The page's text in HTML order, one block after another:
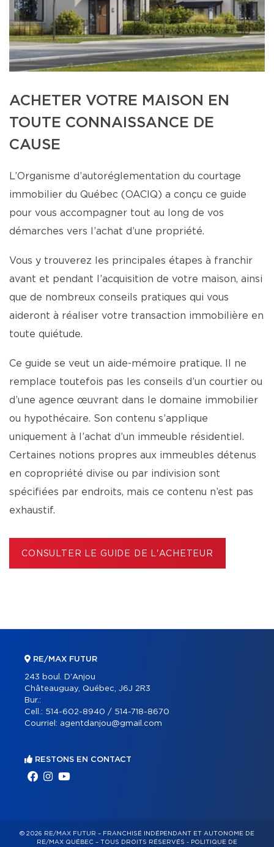
ACHETER VOTRE MAISON EN
TOUTE CONNAISSANCE DE
CAUSE
L’Organisme d’autoréglementation du courtage
immobilier du Québec (OACIQ) a conçu ce guide
pour vous accompagner tout au long de vos
démarches vers l’achat d’une propriété.
Vous y trouverez les principales étapes à franchir
avant et pendant l’acquisition de votre maison, ainsi
que de nombreux conseils pratiques qui vous
aideront à réaliser votre transaction immobilière en
toute quiétude.
Ce guide se veut un aide-mémoire pratique. Il ne
remplace toutefois pas les conseils d’un courtier ou
d’une agence œuvrant dans le domaine immobilier
ou hypothécaire. Son contenu s’applique
uniquement à l’achat d’un immeuble résidentiel.
Certaines notions propres aux immeubles détenus
en copropriété divise ou par indivision sont
spécifiées par endroits, mais ce contenu n’est pas
exhaustif.
CONSULTER LE GUIDE DE L'ACHETEUR
RE/MAX FUTUR
243 boul. D'Anjou
Châteauguay, Québec, J6J 2R3
Bur.:
Cell.: 514-602-8940 / 514-718-8670
Courriel: agentdanjou@gmail.com
RESTONS EN CONTACT
© 2026 RE/MAX FUTUR – FRANCHISÉ INDÉPENDANT ET AUTONOME DE
RE/MAX QUÉBEC – TOUS DROITS RÉSERVÉS - POLITIQUE DE